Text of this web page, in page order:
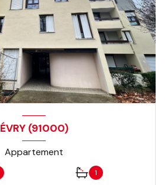
ÉVRY (91000)
Appartement
1